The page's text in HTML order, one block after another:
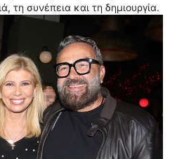
τη συνέπεια και τη δημιουργία.